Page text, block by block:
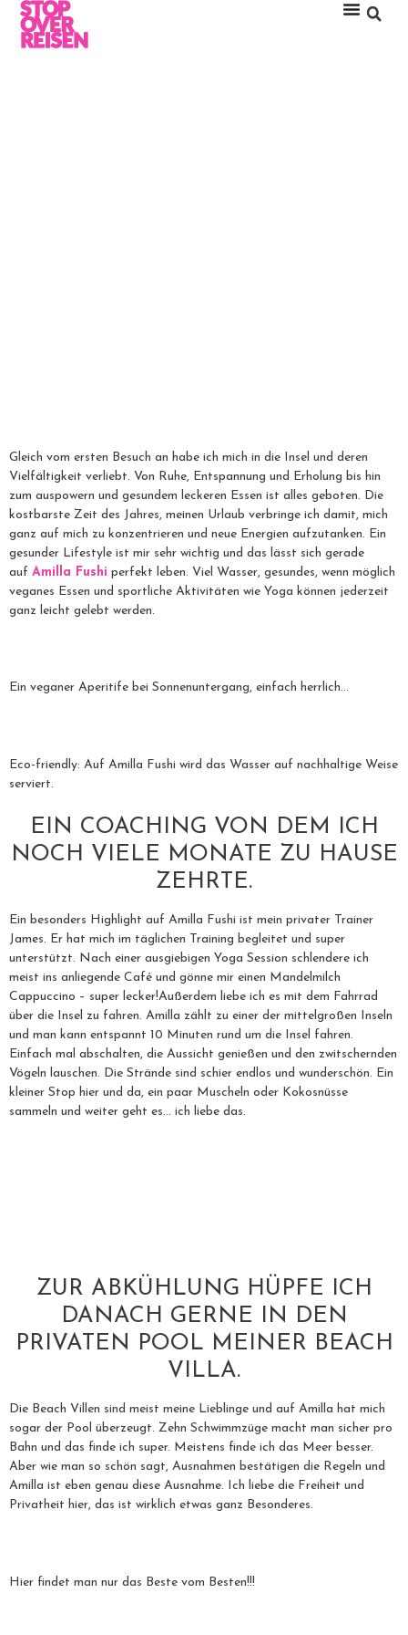
Gleich vom ersten Besuch an habe ich mich in die Insel und deren
Vielfältigkeit verliebt. Von Ruhe, Entspannung und Erholung bis hin
zum auspowern und gesundem leckeren Essen ist alles geboten. Die
kostbarste Zeit des Jahres, meinen Urlaub verbringe ich damit, mich
ganz auf mich zu konzentrieren und neue Energien aufzutanken. Ein
gesunder Lifestyle ist mir sehr wichtig und das lässt sich gerade
auf Amilla Fushi perfekt leben. Viel Wasser, gesundes, wenn möglich
veganes Essen und sportliche Aktivitäten wie Yoga können jederzeit
ganz leicht gelebt werden.
Ein veganer Aperitife bei Sonnenuntergang, einfach herrlich…
Eco-friendly: Auf Amilla Fushi wird das Wasser auf nachhaltige Weise
serviert.
EIN COACHING VON DEM ICH
NOCH VIELE MONATE ZU HAUSE
ZEHRTE.
Ein besonders Highlight auf Amilla Fushi ist mein privater Trainer
James. Er hat mich im täglichen Training begleitet und super
unterstützt. Nach einer ausgiebigen Yoga Session schlendere ich
meist ins anliegende Café und gönne mir einen Mandelmilch
Cappuccino – super lecker!Außerdem liebe ich es mit dem Fahrrad
über die Insel zu fahren. Amilla zählt zu einer der mittelgroßen Inseln
und man kann entspannt 10 Minuten rund um die Insel fahren.
Einfach mal abschalten, die Aussicht genießen und den zwitschernden
Vögeln lauschen. Die Strände sind schier endlos und wunderschön. Ein
kleiner Stop hier und da, ein paar Muscheln oder Kokosnüsse
sammeln und weiter geht es… ich liebe das.
ZUR ABKÜHLUNG HÜPFE ICH
DANACH GERNE IN DEN
PRIVATEN POOL MEINER BEACH
VILLA.
Die Beach Villen sind meist meine Lieblinge und auf Amilla hat mich
sogar der Pool überzeugt. Zehn Schwimmzüge macht man sicher pro
Bahn und das finde ich super. Meistens finde ich das Meer besser.
Aber wie man so schön sagt, Ausnahmen bestätigen die Regeln und
Amilla ist eben genau diese Ausnahme. Ich liebe die Freiheit und
Privatheit hier, das ist wirklich etwas ganz Besonderes.
Hier findet man nur das Beste vom Besten!!!